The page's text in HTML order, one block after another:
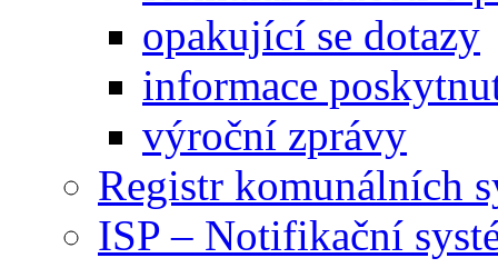
opakující se dotazy
informace
výroční zprávy
Registr komunálních
ISP – Notifikační